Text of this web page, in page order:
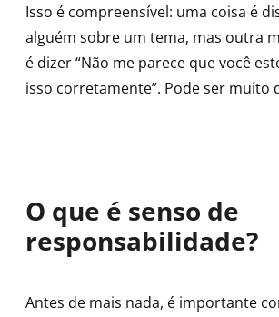
Isso é compreensível: uma coisa é
alguém sobre um tema, mas outra
é dizer “Não me parece que você
isso corretamente”. Pode ser muito
O que é senso de
responsabilidade?
Antes de mais nada, é importante